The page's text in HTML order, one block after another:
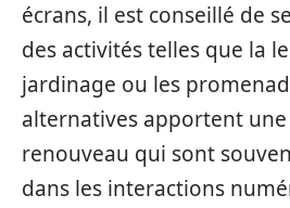
écrans, il est conseillé de
des activités telles que la
jardinage ou les
alternatives apportent
renouveau qui sont
dans les interactions